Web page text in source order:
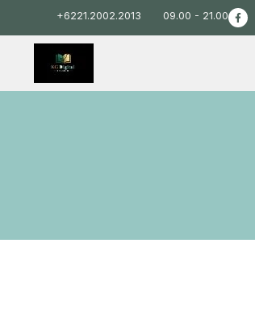
+6221.2002.2013 09.00 - 21.00